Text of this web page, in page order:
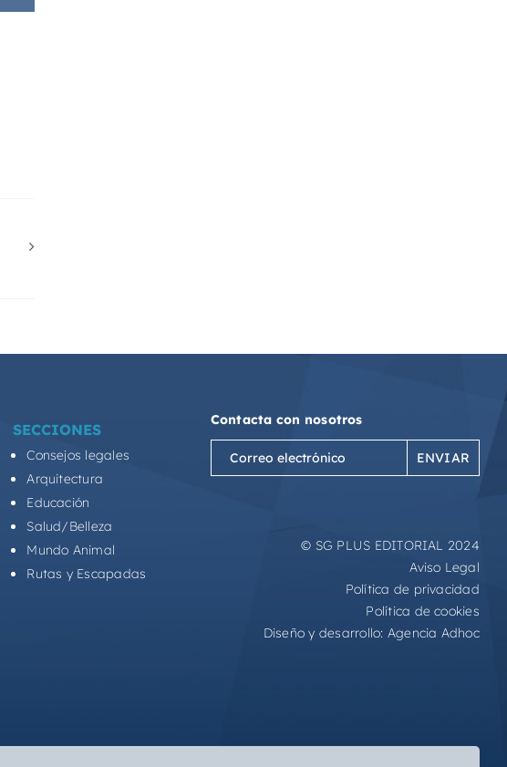
SECCIONES
Consejos legales
Arquitectura
Educación
Salud/Belleza
Mundo Animal
Rutas y Escapadas
Contacta con nosotros
Correo
electrónico
© SG PLUS EDITORIAL 2024
Aviso Legal
Política de privacidad
Política de cookies
Diseño y desarrollo: Agencia Adhoc